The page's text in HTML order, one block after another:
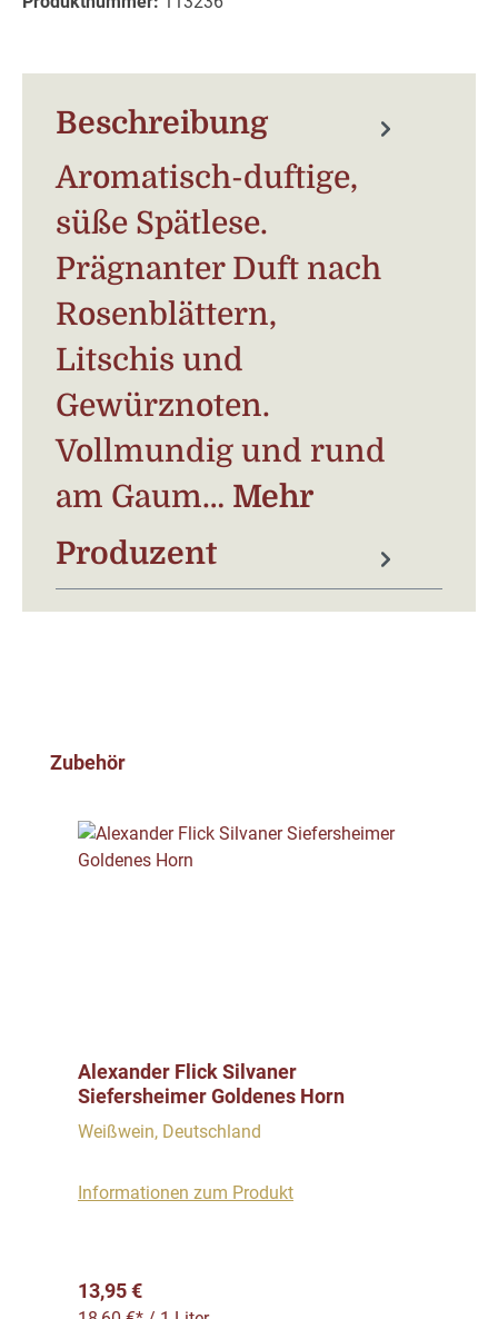
Beschreibung
Aromatisch-duftige,
süße Spätlese.
Prägnanter Duft nach
Rosenblättern,
Litschis und
Gewürznoten.
Vollmundig und rund
am Gaum… Mehr
Produzent
Produktgalerie überspringen
Zubehör
Alexander Flick Silvaner
Siefersheimer Goldenes Horn
Weißwein, Deutschland
Informationen zum Produkt
Regulärer Preis:
13,95 €